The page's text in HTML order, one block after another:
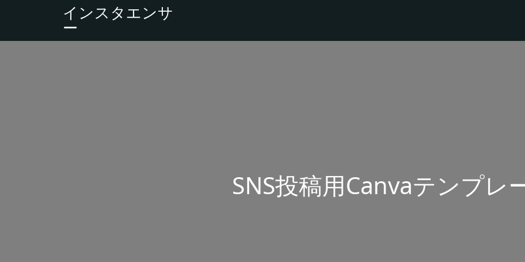
インスタエンサ
ー
SNS投稿用Canvaテンプレ